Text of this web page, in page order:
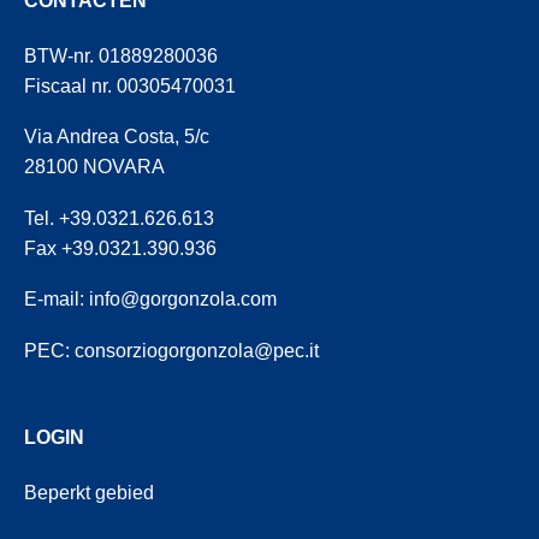
BTW-nr. 01889280036
Fiscaal nr. 00305470031
Via Andrea Costa, 5/c
28100 NOVARA
Tel. +39.0321.626.613
Fax +39.0321.390.936
E-mail: info@gorgonzola.com
PEC: consorziogorgonzola@pec.it
LOGIN
Beperkt gebied